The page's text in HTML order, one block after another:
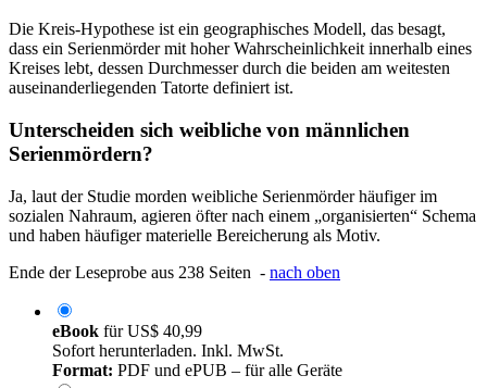
Die Kreis-Hypothese ist ein geographisches Modell, das besagt,
dass ein Serienmörder mit hoher Wahrscheinlichkeit innerhalb eines
Kreises lebt, dessen Durchmesser durch die beiden am weitesten
auseinanderliegenden Tatorte definiert ist.
Unterscheiden sich weibliche von männlichen
Serienmördern?
Ja, laut der Studie morden weibliche Serienmörder häufiger im
sozialen Nahraum, agieren öfter nach einem „organisierten“ Schema
und haben häufiger materielle Bereicherung als Motiv.
Ende der Leseprobe aus 238 Seiten - nach oben
eBook fürUS$ 40,99
Sofort herunterladen. Inkl. MwSt.
Format: PDF und ePUB – für alle Geräte